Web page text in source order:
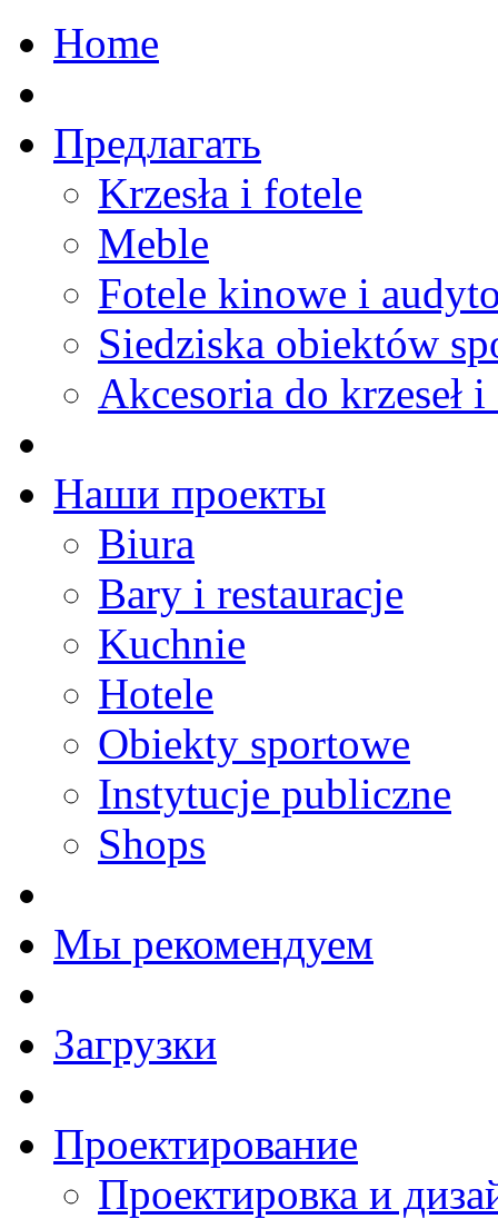
Home
Предлагать
Krzesła i fotele
Meble
Fotele kinowe i
Siedziska obiektów
Akcesoria do krzeseł
Наши проекты
Biura
Bary i restauracje
Kuchnie
Hotele
Obiekty sportowe
Instytucje publiczne
Shops
Мы рекомендуем
Загрузки
Проектирование
Проектировка и